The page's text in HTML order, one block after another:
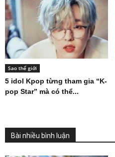
Sao thế giới
5 idol Kpop từng tham gia “K-
pop Star” mà có thể...
Bài nhiều bình luận